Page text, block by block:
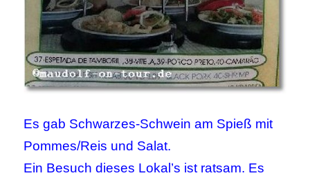
Es gab Schwarzes-Schwein am Spieß mit
Pommes/Reis und Salat.
Ein Besuch dieses Lokal’s ist ratsam. Es